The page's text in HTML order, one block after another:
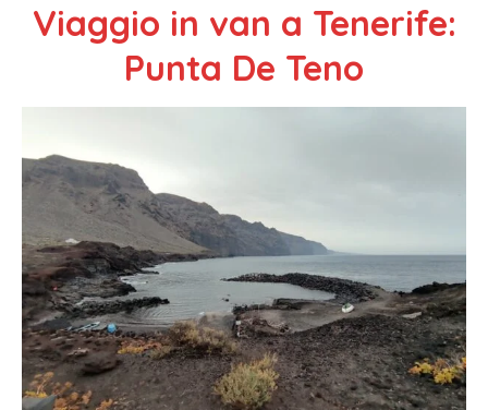
Viaggio in van a Tenerife:
Punta De Teno